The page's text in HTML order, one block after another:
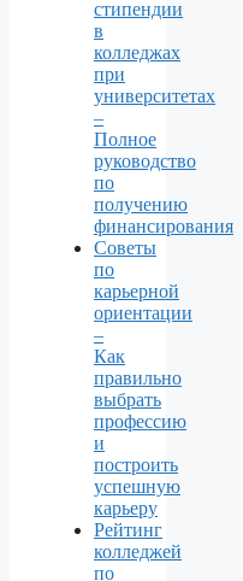
стипендии
в
колледжах
при
университетах
–
Полное
руководство
по
получению
финансирования
Советы
по
карьерной
ориентации
–
Как
правильно
выбрать
профессию
и
построить
успешную
карьеру
Рейтинг
колледжей
по